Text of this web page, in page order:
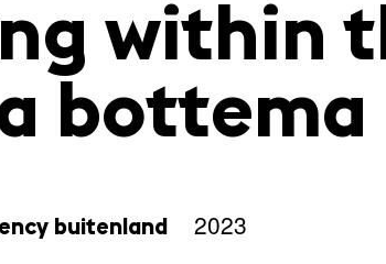
within
bottema
buitenland 2023